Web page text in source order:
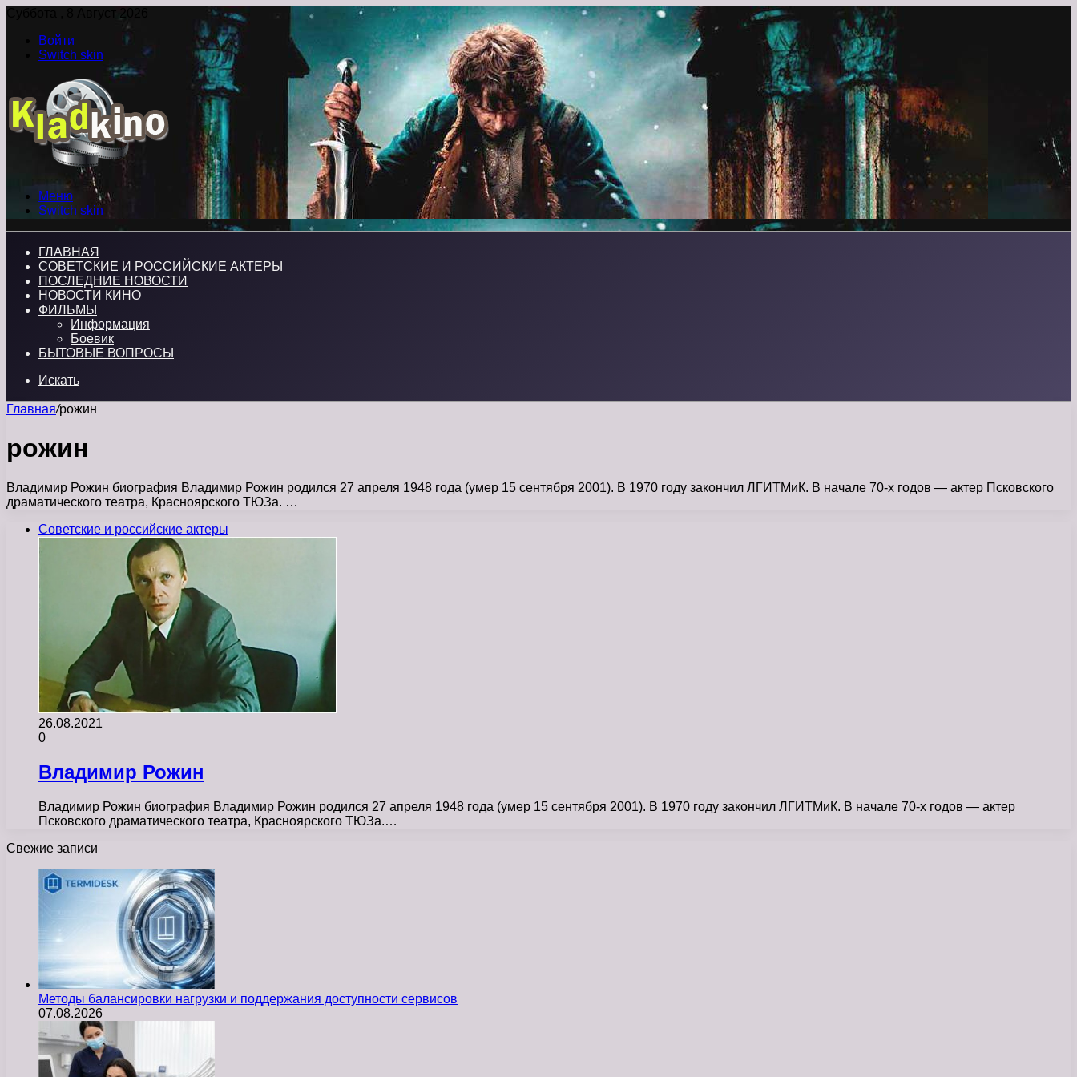
Суббота , 8 Август 2026
Войти
Switch skin
Меню
Switch skin
ГЛАВНАЯ
СОВЕТСКИЕ И РОССИЙСКИЕ АКТЕРЫ
ПОСЛЕДНИЕ НОВОСТИ
НОВОСТИ КИНО
ФИЛЬМЫ
Информация
Боевик
БЫТОВЫЕ ВОПРОСЫ
Искать
Главная/рожин
рожин
Владимир Рожин биография Владимир Рожин родился 27 апреля 1948 года (умер 15 сентября 2001). В 1970 году закончил ЛГИТМиК. В начале 70-х годов — актер Псковского
драматического театра, Красноярского ТЮЗа. …
Советские и российские актеры
26.08.2021
0
Владимир Рожин
Владимир Рожин биография Владимир Рожин родился 27 апреля 1948 года (умер 15 сентября 2001). В 1970 году закончил ЛГИТМиК. В начале 70-х годов — актер
Псковского драматического театра, Красноярского ТЮЗа.…
Свежие записи
Методы балансировки нагрузки и поддержания доступности сервисов
07.08.2026